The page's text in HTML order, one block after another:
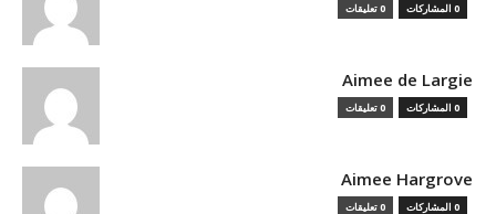
0 المشاركات 0 تعليقات
Aimee de Largie
0 المشاركات 0 تعليقات
Aimee Hargrove
0 المشاركات 0 تعليقات